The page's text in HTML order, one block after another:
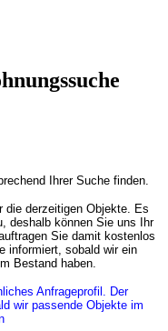
Ihrer Suche finden.
die derzeitigen Objekte. Es
deshalb können Sie uns Ihr
Sie damit kostenlos
informiert, sobald wir ein
Bestand haben.
Anfrageprofil. Der
wir passende Objekte im